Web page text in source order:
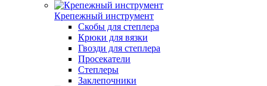
Крепежный инструмент
Скобы для степлера
Крюки для вязки
Гвозди для степлера
Просекатели
Степлеры
Заклепочники